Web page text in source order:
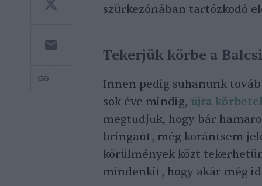
szürkezónában tartózkodó
Tekerjük körbe a
Innen pedig suhanunk
sok éve mindig, újra
megtudjuk, hogy bár
bringaút, még korántsem
körülmények közt
mindenkit, hogy akár még